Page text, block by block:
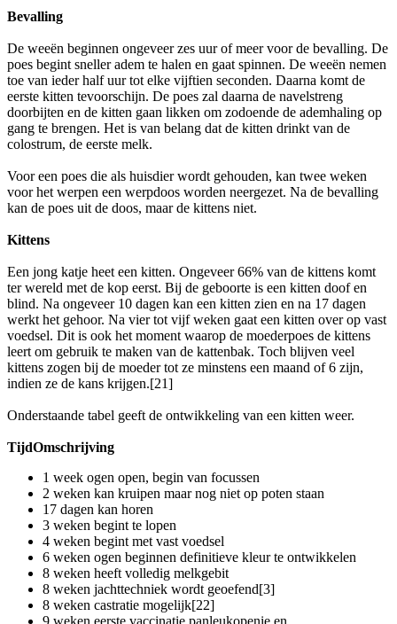
Bevalling
De weeën beginnen ongeveer zes uur of meer voor de bevalling. De
poes begint sneller adem te halen en gaat spinnen. De weeën nemen
toe van ieder half uur tot elke vijftien seconden. Daarna komt de
eerste kitten tevoorschijn. De poes zal daarna de navelstreng
doorbijten en de kitten gaan likken om zodoende de ademhaling op
gang te brengen. Het is van belang dat de kitten drinkt van de
colostrum, de eerste melk.
Voor een poes die als huisdier wordt gehouden, kan twee weken
voor het werpen een werpdoos worden neergezet. Na de bevalling
kan de poes uit de doos, maar de kittens niet.
Kittens
Een jong katje heet een kitten. Ongeveer 66% van de kittens komt
ter wereld met de kop eerst. Bij de geboorte is een kitten doof en
blind. Na ongeveer 10 dagen kan een kitten zien en na 17 dagen
werkt het gehoor. Na vier tot vijf weken gaat een kitten over op vast
voedsel. Dit is ook het moment waarop de moederpoes de kittens
leert om gebruik te maken van de kattenbak. Toch blijven veel
kittens zogen bij de moeder tot ze minstens een maand of 6 zijn,
indien ze de kans krijgen.[21]
Onderstaande tabel geeft de ontwikkeling van een kitten weer.
TijdOmschrijving
1 week ogen open, begin van focussen
2 weken kan kruipen maar nog niet op poten staan
17 dagen kan horen
3 weken begint te lopen
4 weken begint met vast voedsel
6 weken ogen beginnen definitieve kleur te ontwikkelen
8 weken heeft volledig melkgebit
8 weken jachttechniek wordt geoefend[3]
8 weken castratie mogelijk[22]
9 weken eerste vaccinatie panleukopenie en